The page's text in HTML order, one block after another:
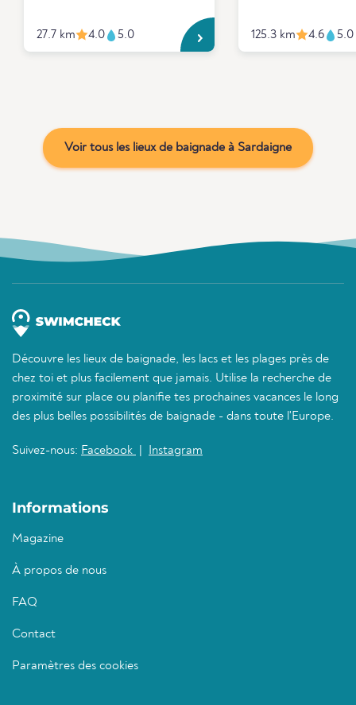
27.7 km 4.0 5.0 125.3 km 4.6 5.0
Voir tous les lieux de baignade à Sardaigne
Découvre les lieux de baignade, les lacs et les plages près de
chez toi et plus facilement que jamais. Utilise la recherche de
proximité sur place ou planifie tes prochaines vacances le long
des plus belles possibilités de baignade - dans toute l'Europe.
Suivez-nous: Facebook Instagram
Informations
Magazine
À propos de nous
FAQ
Contact
Paramètres des cookies